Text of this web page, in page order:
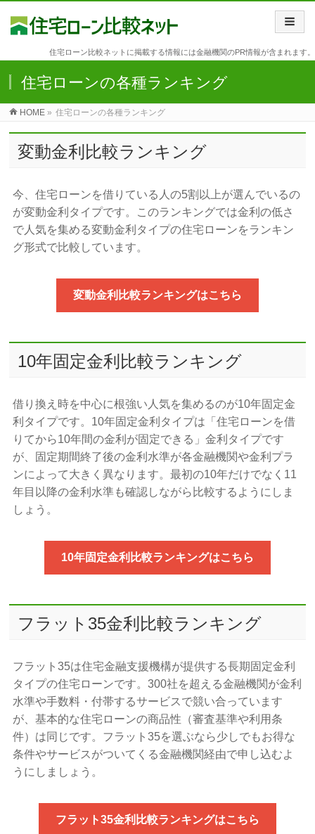
住宅ローン比較ネットに掲載する情報には金融機関のPR情報が含まれます。
住宅ローンの各種ランキング
HOME » 住宅ローンの各種ランキング
変動金利比較ランキング
今、住宅ローンを借りている人の5割以上が選んでいるの
が変動金利タイプです。このランキングでは金利の低さ
で人気を集める変動金利タイプの住宅ローンをランキン
グ形式で比較しています。
変動金利比較ランキングはこちら
10年固定金利比較ランキング
借り換え時を中心に根強い人気を集めるのが10年固定金
利タイプです。10年固定金利タイプは「住宅ローンを借
りてから10年間の金利が固定できる」金利タイプです
が、固定期間終了後の金利水準が各金融機関や金利プラ
ンによって大きく異なります。最初の10年だけでなく11
年目以降の金利水準も確認しながら比較するようにしま
しょう。
10年固定金利比較ランキングはこちら
フラット35金利比較ランキング
フラット35は住宅金融支援機構が提供する長期固定金利
タイプの住宅ローンです。300社を超える金融機関が金利
水準や手数料・付帯するサービスで競い合っています
が、基本的な住宅ローンの商品性（審査基準や利用条
件）は同じです。フラット35を選ぶなら少しでもお得な
条件やサービスがついてくる金融機関経由で申し込むよ
うにしましょう。
フラット35金利比較ランキングはこちら